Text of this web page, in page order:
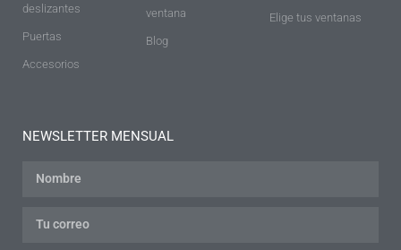
deslizantes
Puertas
Accesorios
ventana
Blog
Elige tus ventanas
NEWSLETTER MENSUAL